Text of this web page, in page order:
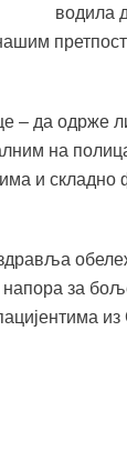
водила
– да одрже
на
и
напора за